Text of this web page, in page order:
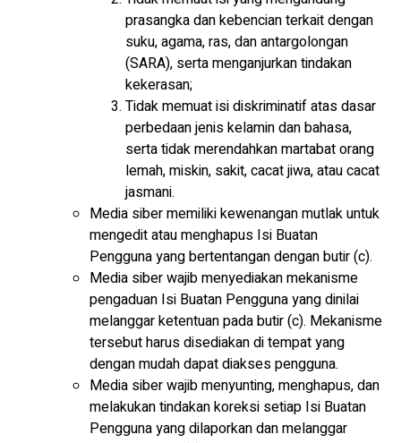
prasangka dan kebencian terkait dengan
suku, agama, ras, dan antargolongan
(SARA), serta menganjurkan tindakan
kekerasan;
Tidak memuat isi diskriminatif atas dasar
perbedaan jenis kelamin dan bahasa,
serta tidak merendahkan martabat orang
lemah, miskin, sakit, cacat jiwa, atau cacat
jasmani.
Media siber memiliki kewenangan mutlak untuk
mengedit atau menghapus Isi Buatan
Pengguna yang bertentangan dengan butir (c).
Media siber wajib menyediakan mekanisme
pengaduan Isi Buatan Pengguna yang dinilai
melanggar ketentuan pada butir (c). Mekanisme
tersebut harus disediakan di tempat yang
dengan mudah dapat diakses pengguna.
Media siber wajib menyunting, menghapus, dan
melakukan tindakan koreksi setiap Isi Buatan
Pengguna yang dilaporkan dan melanggar